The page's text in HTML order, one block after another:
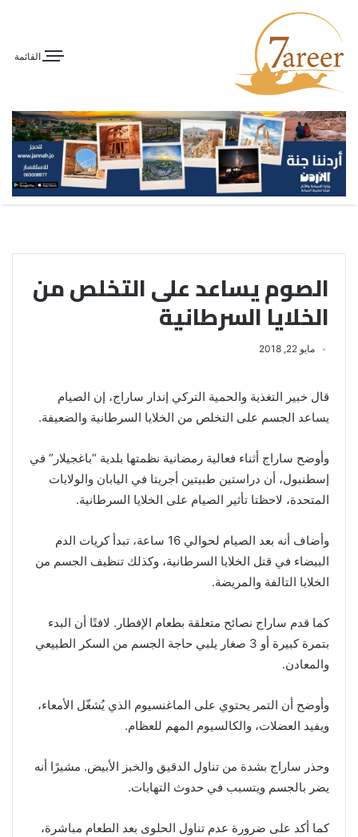
القائمة
الصوم يساعد على التخلص من
الخلايا السرطانية
مايو 22, 2018
قال خبير التغذية والحمية التركي إندار ساراج، إن الصيام
يساعد الجسم على التخلص من الخلايا السرطانية والضعيفة.
وأوضح ساراج أثناء فعالية رمضانية نظمتها بلدية “باغجيلار” في
إسطنبول، أن دراستين طبيتين أجريتا في اليابان والولايات
المتحدة، لاحظتا تأثير الصيام على الخلايا السرطانية.
وأضاف أنه بعد الصيام لحوالي 16 ساعة، تبدأ كريات الدم
البيضاء في قتل الخلايا السرطانية، وكذلك تنظيف الجسم من
الخلايا التالفة والمريضة.
كما قدم ساراج نصائح متعلقة بطعام الإفطار. لافتًا أن البدء
بتمرة كبيرة أو 3 صغار يلبي حاجة الجسم من السكر الطبيعي
والمعادن.
وأوضح أن التمر يحتوي على الماغنسيوم الذي يُشغّل الأمعاء،
ويفيد العضلات، والكالسيوم المهم للعظام.
وحذر ساراج بشدة من تناول الدقيق والخبز الأبيض. مشيرًا أنه
يضر بالجسم ويتسبب في حدوث التهابات.
كما أكد على ضرورة عدم تناول الحلوى بعد الطعام مباشرة،